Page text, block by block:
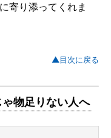
寄り添ってくれま
▲目次に戻る
物足りない人へ